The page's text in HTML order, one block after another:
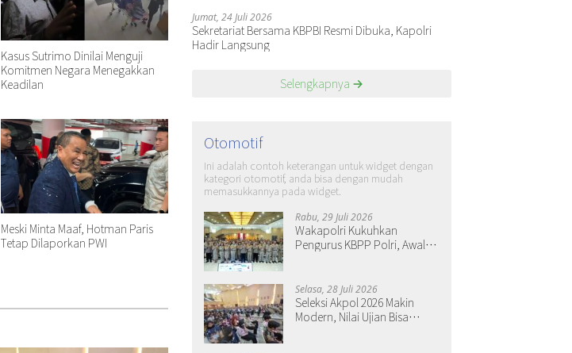
Kasus Sutrimo Dinilai Menguji
Komitmen Negara Menegakkan
Keadilan
Meski Minta Maaf, Hotman Paris
Tetap Dilaporkan PWI
Jumat, 24 Juli 2026
Sekretariat Bersama KBPBI Resmi Dibuka, Kapolri
Hadir Langsung
Selengkapnya
Otomotif
Ini adalah contoh keterangan untuk widget dengan
kategori otomotif, anda bisa dengan mudah
memasukkannya pada widget.
Rabu, 29 Juli 2026
Wakapolri Kukuhkan
Pengurus KBPP Polri, Awali
Selasa, 28 Juli 2026
Seleksi Akpol 2026 Makin
Modern, Nilai Ujian Bisa